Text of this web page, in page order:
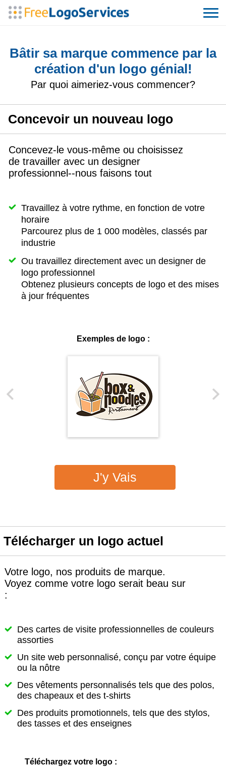
Bâtir sa marque commence par la
création d'un logo génial!
Par quoi aimeriez-vous commencer?
Télécharger un logo actuel
Votre logo, nos produits de marque.
Voyez comme votre logo serait beau sur
:
Des cartes de visite professionnelles de couleurs
assorties
Un site web personnalisé, conçu par votre équipe
ou la nôtre
Des vêtements personnalisés tels que des polos,
des chapeaux et des t-shirts
Des produits promotionnels, tels que des stylos,
des tasses et des enseignes
Téléchargez votre logo :
Concevoir un nouveau logo
Concevez-le vous-même ou choisissez
de travailler avec un designer
professionnel--nous faisons tout
Travaillez à votre rythme, en fonction de votre
horaire
Parcourez plus de 1 000 modèles, classés par
industrie
Ou travaillez directement avec un designer de
logo professionnel
Obtenez plusieurs concepts de logo et des mises
à jour fréquentes
Exemples de logo :
J'y Vais